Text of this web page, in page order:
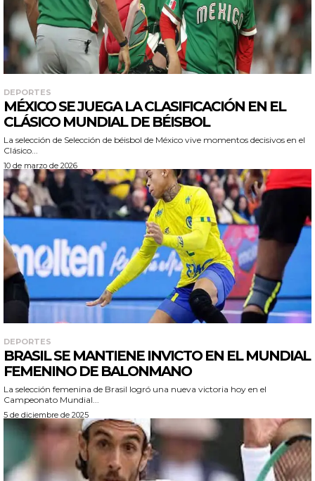
DEPORTES
MÉXICO SE JUEGA LA CLASIFICACIÓN EN EL
CLÁSICO MUNDIAL DE BÉISBOL
La selección de Selección de béisbol de México vive momentos decisivos en el
Clásico...
10 de marzo de 2026
DEPORTES
BRASIL SE MANTIENE INVICTO EN EL MUNDIAL
FEMENINO DE BALONMANO
La selección femenina de Brasil logró una nueva victoria hoy en el
Campeonato Mundial...
5 de diciembre de 2025